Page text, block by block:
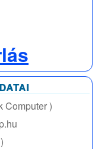
Computer )